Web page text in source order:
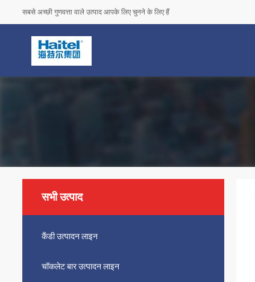
सबसे अच्छी गुणवत्ता वाले उत्पाद आपके लिए चुनने के लिए हैं
सभी उत्पाद
कैंडी उत्पादन लाइन
चॉकलेट बार उत्पादन लाइन